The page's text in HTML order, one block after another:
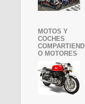
MOTOS Y
COCHES
COMPARTIEND
O MOTORES